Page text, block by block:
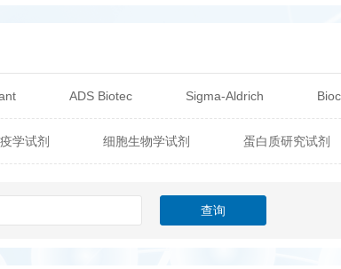
ADS Biotec Sigma-Aldrich
热销产品 辰辉创聚生物® (Nebulabio)
学试剂 细胞生物学试剂 蛋白质研究试剂